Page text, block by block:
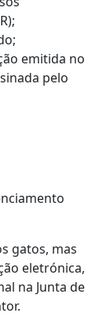
emitida no
pelo
gatos, mas
eletrónica,
na Junta de